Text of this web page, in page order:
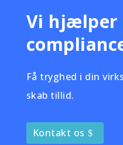
Vi hjælper
Få tryghed i din
skab tillid.
Kontakt os